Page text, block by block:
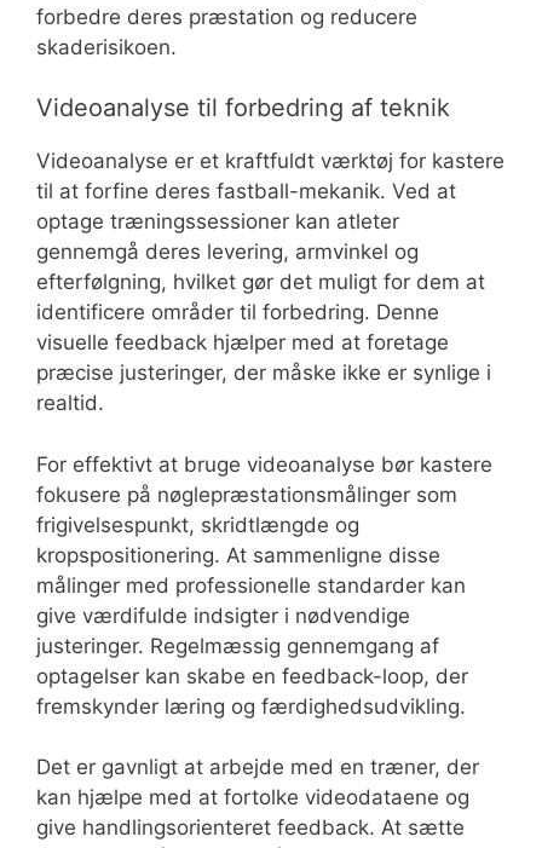
forbedre deres præstation og reducere
skaderisikoen.
Videoanalyse til forbedring af teknik
Videoanalyse er et kraftfuldt værktøj for kastere
til at forfine deres fastball-mekanik. Ved at
optage træningssessioner kan atleter
gennemgå deres levering, armvinkel og
efterfølgning, hvilket gør det muligt for dem at
identificere områder til forbedring. Denne
visuelle feedback hjælper med at foretage
præcise justeringer, der måske ikke er synlige i
realtid.
For effektivt at bruge videoanalyse bør kastere
fokusere på nøglepræstationsmålinger som
frigivelsespunkt, skridtlængde og
kropspositionering. At sammenligne disse
målinger med professionelle standarder kan
give værdifulde indsigter i nødvendige
justeringer. Regelmæssig gennemgang af
optagelser kan skabe en feedback-loop, der
fremskynder læring og færdighedsudvikling.
Det er gavnligt at arbejde med en træner, der
kan hjælpe med at fortolke videodataene og
give handlingsorienteret feedback. At sætte